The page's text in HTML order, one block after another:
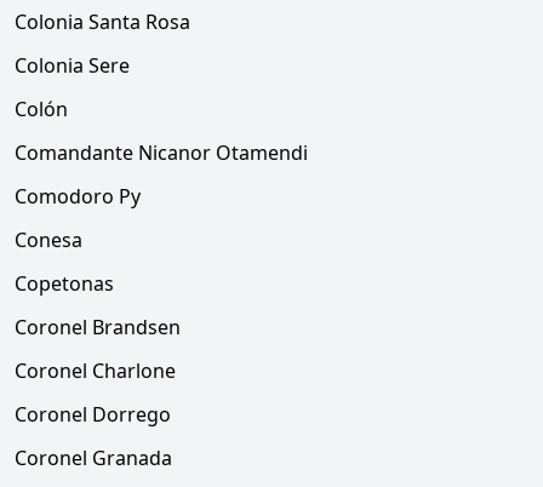
Colonia Santa Rosa
Colonia Sere
Colón
Comandante Nicanor Otamendi
Comodoro Py
Conesa
Copetonas
Coronel Brandsen
Coronel Charlone
Coronel Dorrego
Coronel Granada